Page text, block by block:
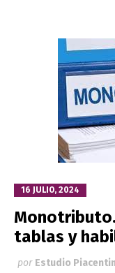
16 JULIO, 2024
tablas y
por Estudio